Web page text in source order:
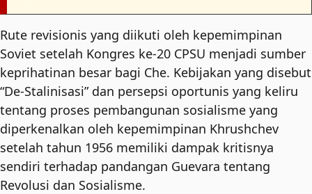
Rute revisionis yang diikuti oleh kepemimpinan
Soviet setelah Kongres ke-20 CPSU menjadi sumber
keprihatinan besar bagi Che. Kebijakan yang disebut
“De-Stalinisasi” dan persepsi oportunis yang keliru
tentang proses pembangunan sosialisme yang
diperkenalkan oleh kepemimpinan Khrushchev
setelah tahun 1956 memiliki dampak kritisnya
sendiri terhadap pandangan Guevara tentang
Revolusi dan Sosialisme.